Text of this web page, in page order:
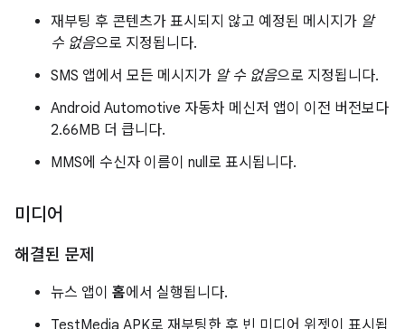
재부팅 후 콘텐츠가 표시되지 않고 예정된 메시지가 알
수 없음으로 지정됩니다.
SMS 앱에서 모든 메시지가 알 수 없음으로 지정됩니다.
Android Automotive 자동차 메신저 앱이 이전 버전보다
2.66MB 더 큽니다.
MMS에 수신자 이름이 null로 표시됩니다.
미디어
해결된 문제
뉴스 앱이 홈에서 실행됩니다.
TestMedia APK로 재부팅한 후 빈 미디어 위젯이 표시됩